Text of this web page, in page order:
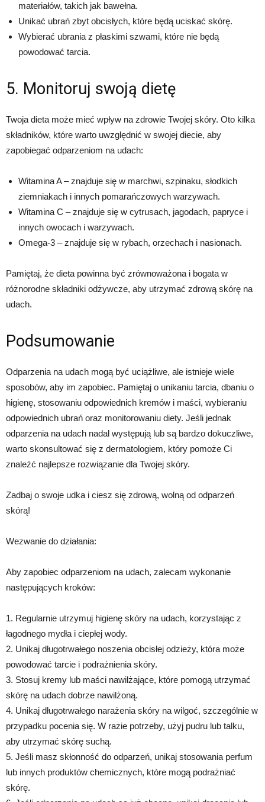
materiałów, takich jak bawełna.
Unikać ubrań zbyt obcisłych, które będą uciskać skórę.
Wybierać ubrania z płaskimi szwami, które nie będą
powodować tarcia.
5. Monitoruj swoją dietę
Twoja dieta może mieć wpływ na zdrowie Twojej skóry. Oto kilka
składników, które warto uwzględnić w swojej diecie, aby
zapobiegać odparzeniom na udach:
Witamina A – znajduje się w marchwi, szpinaku, słodkich
ziemniakach i innych pomarańczowych warzywach.
Witamina C – znajduje się w cytrusach, jagodach, papryce i
innych owocach i warzywach.
Omega-3 – znajduje się w rybach, orzechach i nasionach.
Pamiętaj, że dieta powinna być zrównoważona i bogata w
różnorodne składniki odżywcze, aby utrzymać zdrową skórę na
udach.
Podsumowanie
Odparzenia na udach mogą być uciążliwe, ale istnieje wiele
sposobów, aby im zapobiec. Pamiętaj o unikaniu tarcia, dbaniu o
higienę, stosowaniu odpowiednich kremów i maści, wybieraniu
odpowiednich ubrań oraz monitorowaniu diety. Jeśli jednak
odparzenia na udach nadal występują lub są bardzo dokuczliwe,
warto skonsultować się z dermatologiem, który pomoże Ci
znaleźć najlepsze rozwiązanie dla Twojej skóry.
Zadbaj o swoje udka i ciesz się zdrową, wolną od odparzeń
skórą!
Wezwanie do działania:
Aby zapobiec odparzeniom na udach, zalecam wykonanie
następujących kroków:
1. Regularnie utrzymuj higienę skóry na udach, korzystając z
łagodnego mydła i ciepłej wody.
2. Unikaj długotrwałego noszenia obcisłej odzieży, która może
powodować tarcie i podrażnienia skóry.
3. Stosuj kremy lub maści nawilżające, które pomogą utrzymać
skórę na udach dobrze nawilżoną.
4. Unikaj długotrwałego narażenia skóry na wilgoć, szczególnie w
przypadku pocenia się. W razie potrzeby, użyj pudru lub talku,
aby utrzymać skórę suchą.
5. Jeśli masz skłonność do odparzeń, unikaj stosowania perfum
lub innych produktów chemicznych, które mogą podrażniać
skórę.